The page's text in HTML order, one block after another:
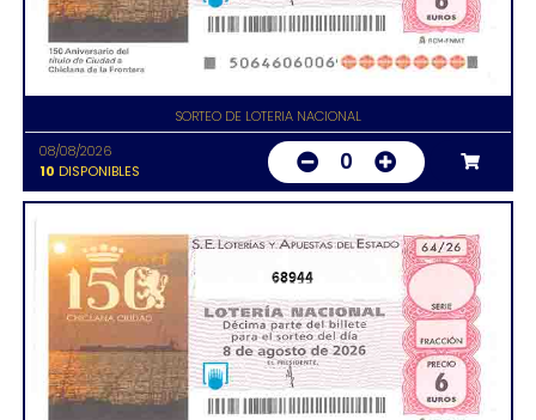
SORTEO DE LOTERIA NACIONAL
08/08/2026
10 DISPONIBLES 0
68944